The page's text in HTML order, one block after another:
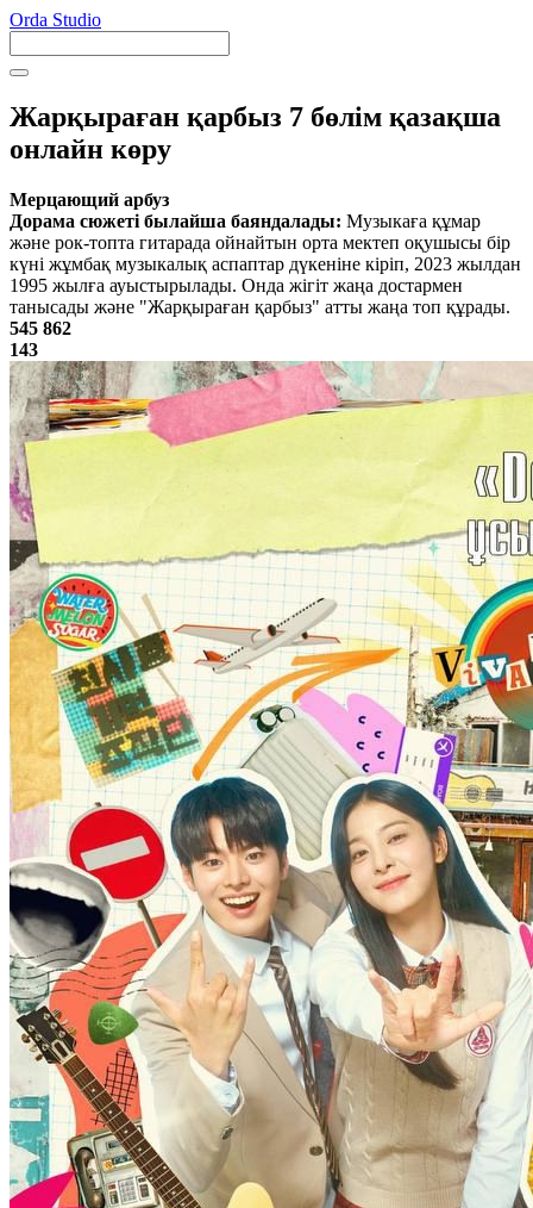
Orda Studio
Жарқыраған қарбыз 7 бөлім қазақша
онлайн көру
Мерцающий арбуз
Дорама сюжеті былайша баяндалады: Музыкаға құмар
және рок-топта гитарада ойнайтын орта мектеп оқушысы бір
күні жұмбақ музыкалық аспаптар дүкеніне кіріп, 2023 жылдан
1995 жылға ауыстырылады. Онда жігіт жаңа достармен
танысады және "Жарқыраған қарбыз" атты жаңа топ құрады.
545 862
143